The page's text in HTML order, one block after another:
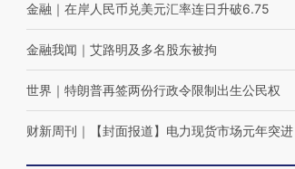
金融 ｜ 在岸人民币兑美元汇率连日升破6.75
金融我闻 ｜ 艾路明及多名股东被拘
世界 ｜ 特朗普再签两份行政令限制出生公民权
财新周刊 ｜ 【封面报道】电力现货市场元年突进